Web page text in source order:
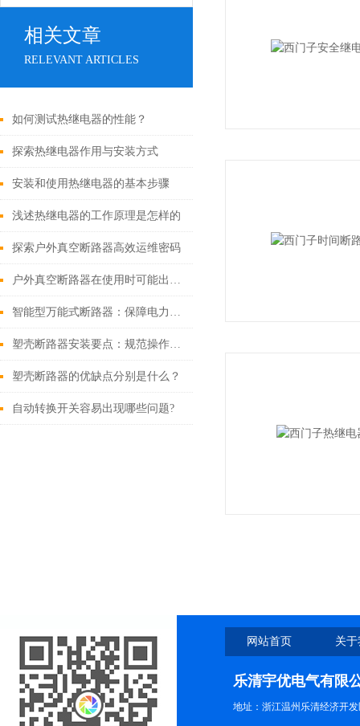
相关文章
RELEVANT ARTICLES
如何测试热继电器的性能？
探索热继电器作用与安装方式
安装和使用热继电器的基本步骤
浅述热继电器的工作原理是怎样的
探索户外真空断路器高效运维密码
户外真空断路器在使用时可能出现的故障
智能型万能式断路器：保障电力安全的新一代技术
塑壳断路器安装要点：规范操作，夯实用电安全根基
塑壳断路器的优缺点分别是什么？
自动转换开关容易出现哪些问题?
网站首页 关
乐清宇优电气有限
地址：浙江温州乐清经济开